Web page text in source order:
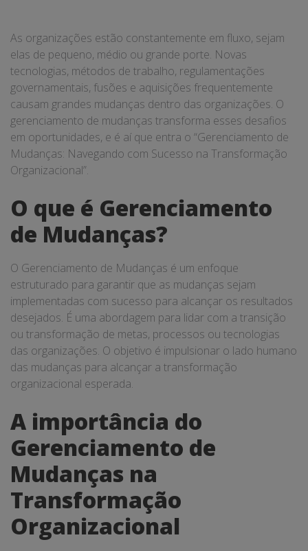
As organizações estão constantemente em fluxo, sejam
elas de pequeno, médio ou grande porte. Novas
tecnologias, métodos de trabalho, regulamentações
governamentais, fusões e aquisições frequentemente
causam grandes mudanças dentro das organizações. O
gerenciamento de mudanças transforma esses desafios
em oportunidades, e é aí que entra o “Gerenciamento de
Mudanças: Navegando com Sucesso na Transformação
Organizacional”.
O que é Gerenciamento
de Mudanças?
O Gerenciamento de Mudanças é um enfoque
estruturado para garantir que as mudanças sejam
implementadas com sucesso para alcançar os resultados
desejados. É uma abordagem para lidar com a transição
ou transformação de metas, processos ou tecnologias
das organizações. O objetivo é impulsionar o lado humano
das mudanças para alcançar a transformação
organizacional esperada.
A importância do
Gerenciamento de
Mudanças na
Transformação
Organizacional